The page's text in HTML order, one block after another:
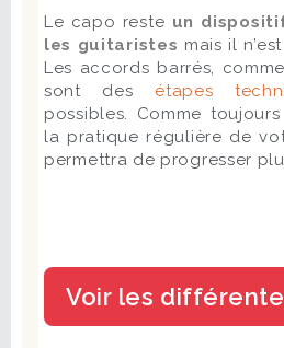
Le capo reste un
les guitaristes mais il
Les accords barrés,
sont des étapes
possibles. Comme
la pratique régulière de
permettra de progresser